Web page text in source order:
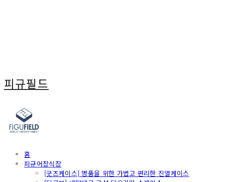
피규필드
홈
피규어장식장
[굿즈케이스] 명품을 위한 가볍고 편리한 진열케이스